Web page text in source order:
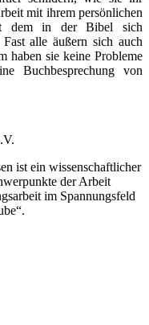
mit ihrem persönlichen
dem in der Bibel sich
alle äußern sich auch
haben sie keine Probleme
Buchbesprechung von
ist ein wissenschaftlicher
der Arbeit
im Spannungsfeld